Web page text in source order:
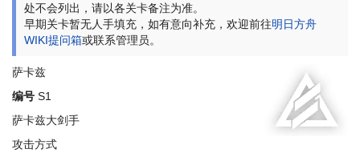
处不会列出，请以各关卡备注为准。
早期关卡暂无人手填充，如有意向补充，欢迎前往明日方舟
WIKI提问箱或联系管理员。
萨卡兹
编号 S1
萨卡兹大剑手
攻击方式